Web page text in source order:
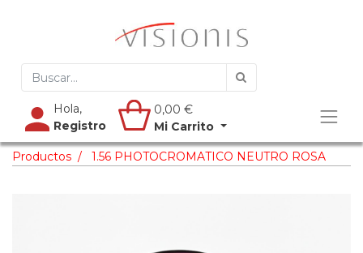
Hola,
Registro
0,00 €
Mi Carrito
Productos 1.56 PHOTOCROMATICO NEUTRO ROSA